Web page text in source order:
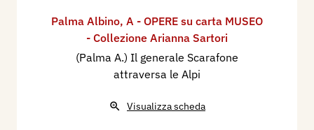
Palma Albino, A - OPERE su carta MUSEO
- Collezione Arianna Sartori
(Palma A.) Il generale Scarafone
attraversa le Alpi
Visualizza scheda